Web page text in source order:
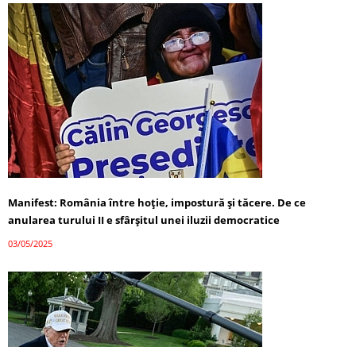
Manifest: România între hoție, impostură și tăcere. De ce
anularea turului II e sfârșitul unei iluzii democratice
03/05/2025